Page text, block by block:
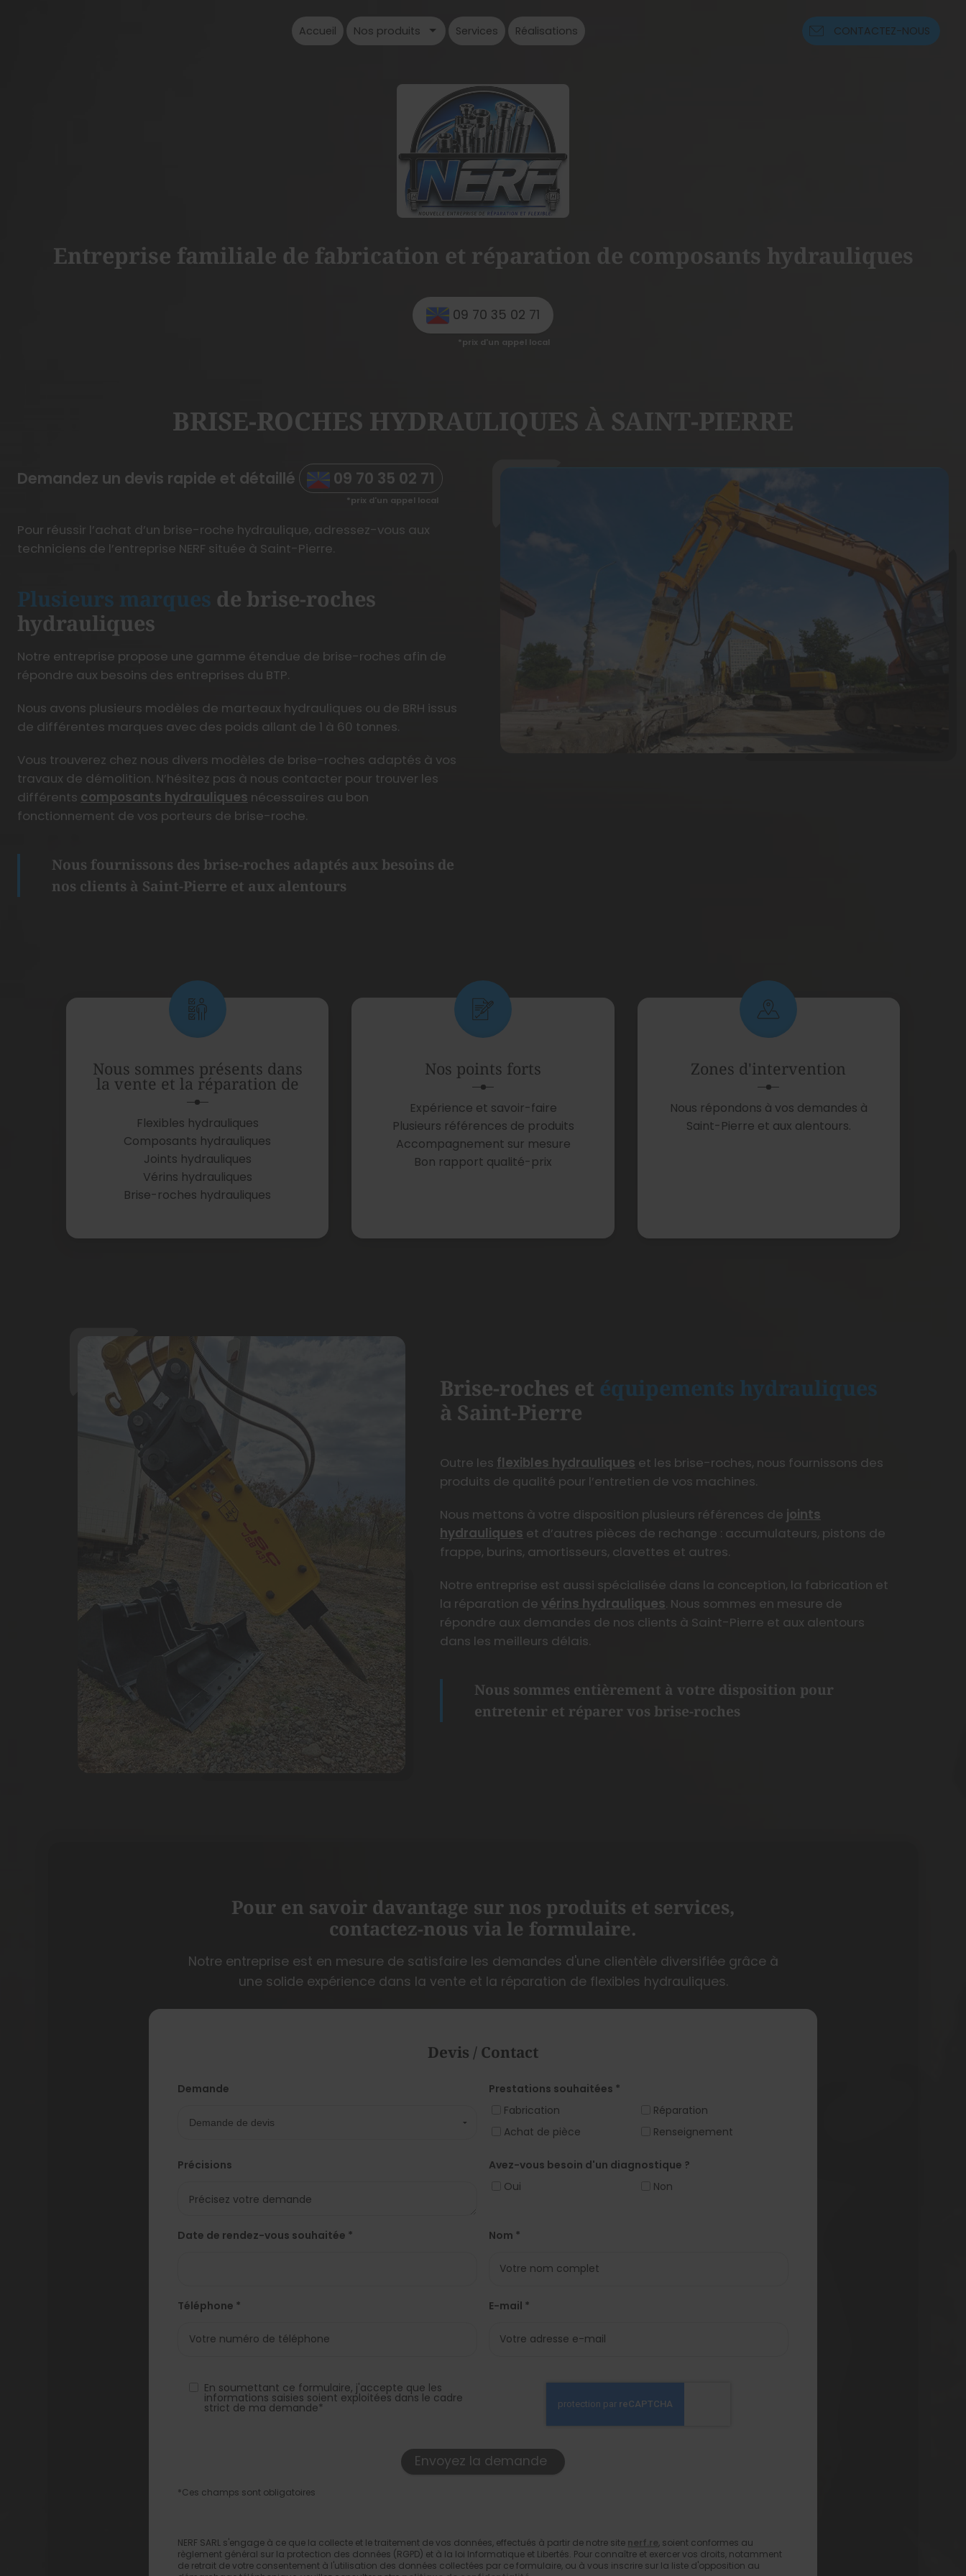
Entreprise familiale de fabrication et réparation de composants hydrauliques
09 70 35 02 71
Accueil Nos produits Services Réalisations CONTACTEZ-NOUS
BRISE-ROCHES HYDRAULIQUES À SAINT-PIERRE
Demandez un devis rapide et détaillé 09 70 35 02 71
Pour réussir l’achat d’un brise-roche hydraulique, adressez-vous aux
techniciens de l’entreprise NERF située à Saint-Pierre.
Plusieurs marques de brise-roches
hydrauliques
Notre entreprise propose une gamme étendue de brise-roches afin de
répondre aux besoins des entreprises du BTP.
Nous avons plusieurs modèles de marteaux hydrauliques ou de BRH issus
de différentes marques avec des poids allant de 1 à 60 tonnes.
Vous trouverez chez nous divers modèles de brise-roches adaptés à vos
travaux de démolition. N’hésitez pas à nous contacter pour trouver les
différents composants hydrauliques nécessaires au bon
fonctionnement de vos porteurs de brise-roche.
Nous fournissons des brise-roches adaptés aux besoins de
nos clients à Saint-Pierre et aux alentours
Nous sommes présents dans
la vente et la réparation de
Flexibles hydrauliques
Composants hydrauliques
Joints hydrauliques
Vérins hydrauliques
Brise-roches hydrauliques
Nos points forts
Expérience et savoir-faire
Plusieurs références de produits
Accompagnement sur mesure
Bon rapport qualité-prix
Zones d'intervention
Nous répondons à vos demandes à
Saint-Pierre et aux alentours.
Brise-roches et équipements hydrauliques
à Saint-Pierre
Outre les flexibles hydrauliques et les brise-roches, nous fournissons des
produits de qualité pour l’entretien de vos machines.
Nous mettons à votre disposition plusieurs références de joints
hydrauliques et d’autres pièces de rechange : accumulateurs, pistons de
frappe, burins, amortisseurs, clavettes et autres.
Notre entreprise est aussi spécialisée dans la conception, la fabrication et
la réparation de vérins hydrauliques. Nous sommes en mesure de
répondre aux demandes de nos clients à Saint-Pierre et aux alentours
dans les meilleurs délais.
Nous sommes entièrement à votre disposition pour
entretenir et réparer vos brise-roches
Pour en savoir davantage sur nos produits et services,
contactez-nous via le formulaire.
Notre entreprise est en mesure de satisfaire les demandes d'une clientèle diversifiée grâce à
une solide expérience dans la vente et la réparation de flexibles hydrauliques.
Devis / Contact
Demande
Prestations souhaitées *
Fabrication
Réparation
Achat de pièce
Renseignement
Précisions
Avez-vous besoin d'un diagnostique ?
Oui
Non
Date de rendez-vous souhaitée * Nom *
Téléphone * E-mail *
En soumettant ce formulaire, j'accepte que les
informations saisies soient exploitées dans le cadre
strict de ma demande*
*Ces champs sont obligatoires
NERF SARL s'engage à ce que la collecte et le traitement de vos données, effectués à partir de notre site nerf.re, soient conformes au
règlement général sur la protection des données (RGPD) et à la loi Informatique et Libertés. Pour connaître et exercer vos droits, notamment
de retrait de votre consentement à l'utilisation des données collectées par ce formulaire, ou à vous inscrire sur la liste d'opposition au